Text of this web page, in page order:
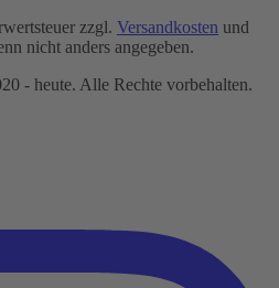
zzgl. Versandkosten und
nicht anders angegeben.
- heute. Alle Rechte vorbehalten.